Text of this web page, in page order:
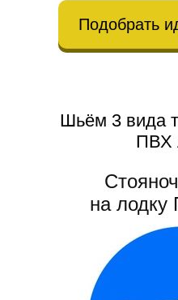
Подобрать
Шьём 3 вида
ПВХ
на